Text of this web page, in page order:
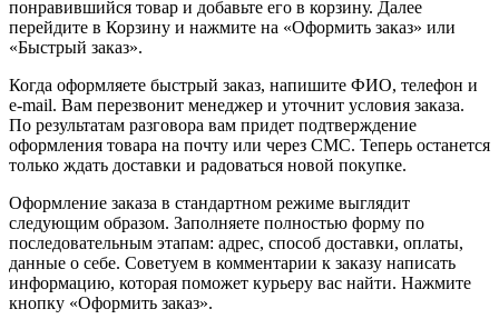
понравившийся товар и добавьте его в корзину. Далее
перейдите в Корзину и нажмите на «Оформить заказ» или
«Быстрый заказ».
Когда оформляете быстрый заказ, напишите ФИО, телефон и
e-mail. Вам перезвонит менеджер и уточнит условия заказа.
По результатам разговора вам придет подтверждение
оформления товара на почту или через СМС. Теперь останется
только ждать доставки и радоваться новой покупке.
Оформление заказа в стандартном режиме выглядит
следующим образом. Заполняете полностью форму по
последовательным этапам: адрес, способ доставки, оплаты,
данные о себе. Советуем в комментарии к заказу написать
информацию, которая поможет курьеру вас найти. Нажмите
кнопку «Оформить заказ».